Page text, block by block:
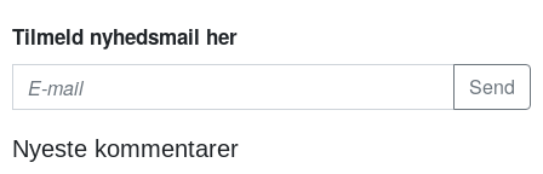
Tilmeld nyhedsmail her
Nyeste kommentarer